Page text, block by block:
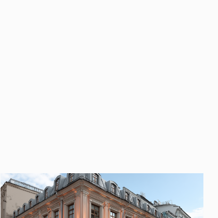
«Отправить», вы даете свое
и использование ваших
свое согласие
данных